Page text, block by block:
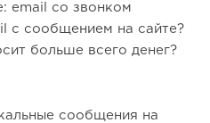
email со звонком
c сообщением на сайте?
больше всего денег?
сообщения на